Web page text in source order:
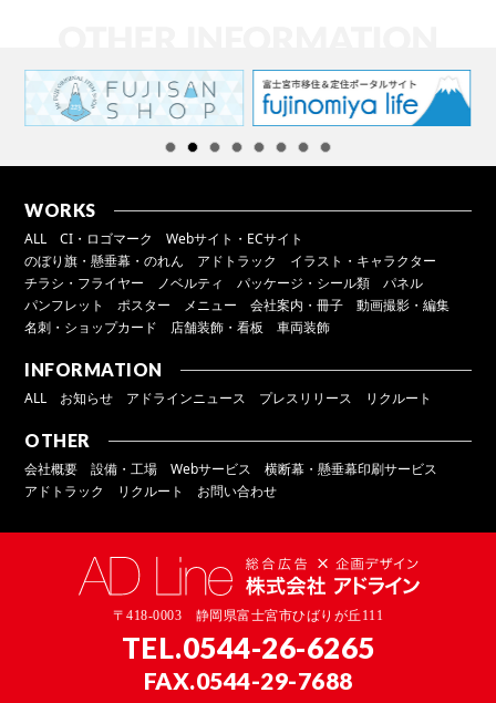
WORKS
ALL CI・ロゴマーク
Webサイト・ECサイト
のぼり旗・懸垂幕・のれん
アドトラック
イラスト・キャラクター
チラシ・フライヤー
ノベルティ パッケージ・シール類
パネル
パンフレット
ポスター メニュー 会社案内・冊子
動画撮影・編集
名刺・ショップカード
店舗装飾・看板 車両装飾
INFORMATION
ALL お知らせ アドラインニュース プレスリリース リクルート
OTHER
会社概要 設備・工場 Webサービス
横断幕・懸垂幕印刷サービス
アドトラック
リクルート お問い合わせ
〒418-0003 静岡県富士宮市ひばりが丘111
TEL.0544-26-6265
FAX.0544-29-7688